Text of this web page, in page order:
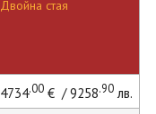
Двойна стая
4734.00€ / 9258.90лв.